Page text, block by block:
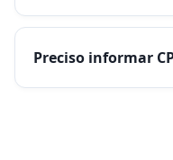
Preciso informar